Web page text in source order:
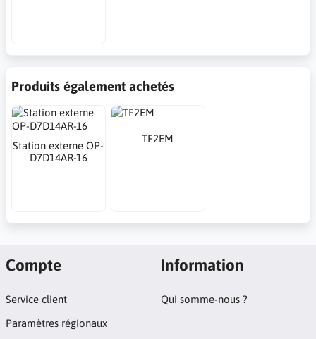
Produits également achetés
Station externe OP-
D7D14AR-16
TF2EM
Compte
Service client
Paramètres régionaux
Information
Qui somme-nous ?